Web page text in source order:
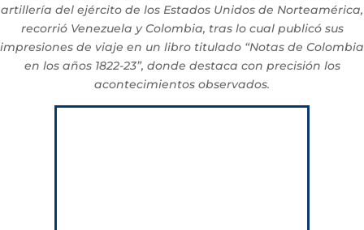
artillería del ejército de los Estados Unidos de Norteamérica,
recorrió Venezuela y Colombia, tras lo cual publicó sus
impresiones de viaje en un libro titulado “Notas de Colombia
en los años 1822-23”, donde destaca con precisión los
acontecimientos observados.